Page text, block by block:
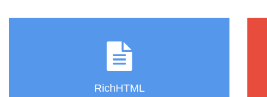
RichHTML